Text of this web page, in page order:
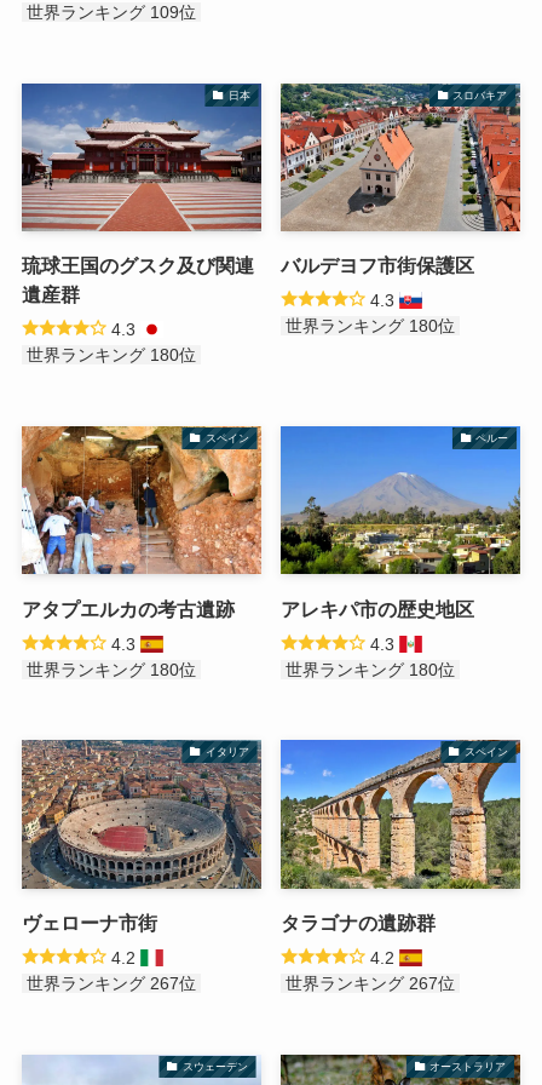
世界ランキング 109位
日本
琉球王国のグスク及び関連
遺産群
4.3
世界ランキング 180位
スロバキア
バルデヨフ市街保護区
4.3
世界ランキング 180位
スペイン
アタプエルカの考古遺跡
4.3
世界ランキング 180位
ペルー
アレキパ市の歴史地区
4.3
世界ランキング 180位
イタリア
ヴェローナ市街
4.2
世界ランキング 267位
スペイン
タラゴナの遺跡群
4.2
世界ランキング 267位
スウェーデン オーストラリア